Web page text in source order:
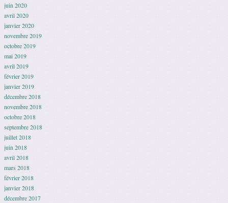
juin 2020
avril 2020
janvier 2020
novembre 2019
octobre 2019
mai 2019
avril 2019
février 2019
janvier 2019
décembre 2018
novembre 2018
octobre 2018
septembre 2018
juillet 2018
juin 2018
avril 2018
mars 2018
février 2018
janvier 2018
décembre 2017